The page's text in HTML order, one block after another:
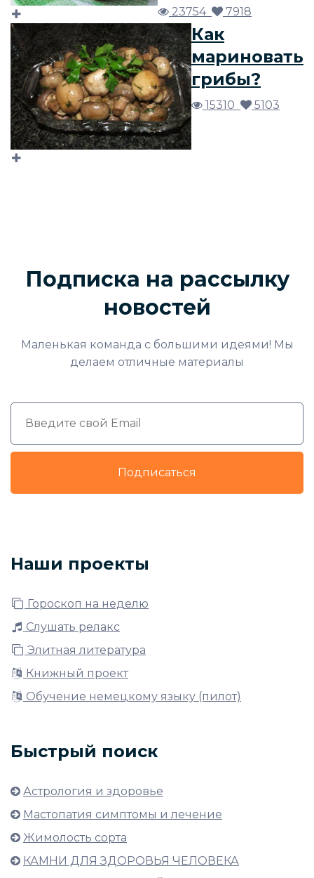
23754 7918
Как
мариновать
грибы?
15310 5103
Подписка на рассылку
новостей
Маленькая команда с большими идеями! Мы
делаем отличные материалы
Подписаться
Наши проекты
Гороскоп на неделю
Слушать релакс
Элитная литература
Книжный проект
Обучение немецкому языку (пилот)
Быстрый поиск
Астрология и здоровье
Мастопатия симптомы и лечение
Жимолость сорта
КАМНИ ДЛЯ ЗДОРОВЬЯ ЧЕЛОВЕКА